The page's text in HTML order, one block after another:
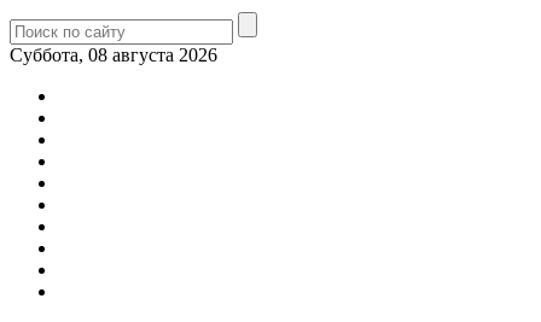
Суббота, 08 августа 2026